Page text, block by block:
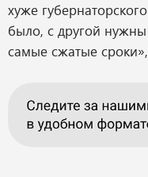
хуже
было, с другой
самые сжатые